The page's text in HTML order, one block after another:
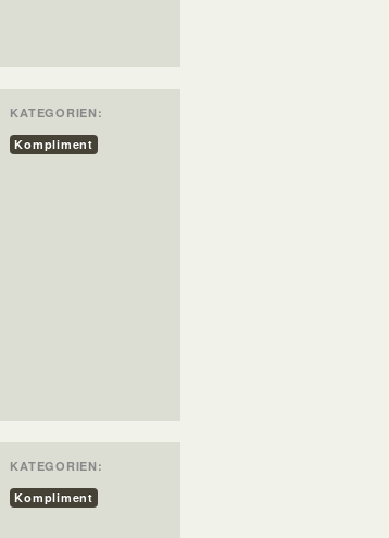
KATEGORIEN:
Kompliment
KATEGORIEN:
Kompliment